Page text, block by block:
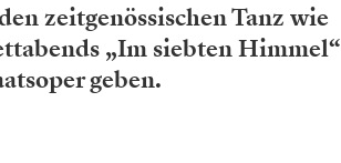
zeitgenössischen Tanz wie
„Im siebten Himmel“
geben.